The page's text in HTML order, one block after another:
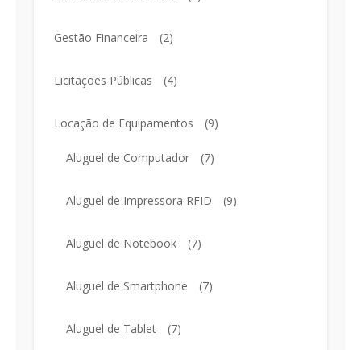
Gestão Financeira (2)
Licitações Públicas (4)
Locação de Equipamentos (9)
Aluguel de Computador (7)
Aluguel de Impressora RFID (9)
Aluguel de Notebook (7)
Aluguel de Smartphone (7)
Aluguel de Tablet (7)